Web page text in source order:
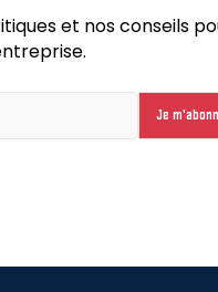
et nos conseils